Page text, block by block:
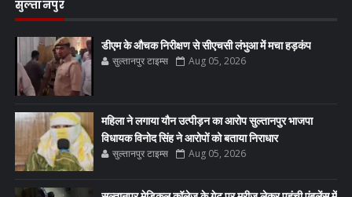
सुल्तानपुर
डीएम के औचक निरीक्षण से सीएचसी लंभुआ में मचा हड़कंप
सुल्तानपुर टाइम्स Aug 05, 2026
महिला ने लगाया यौन उत्पीड़न का आरोप सुल्तानपुर भाजपा
विधायक विनोद सिंह ने आरोपों को बताया निराधार
सुल्तानपुर टाइम्स Aug 05, 2026